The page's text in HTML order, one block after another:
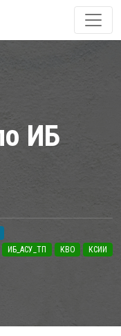
ИБ
ИБ_АСУ_ТП КВО КСИИ